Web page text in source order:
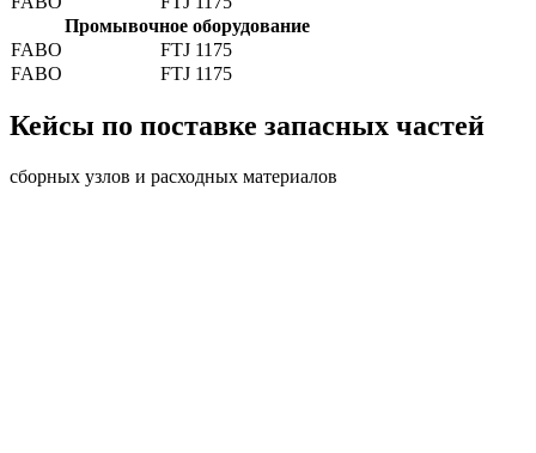
Промывочное оборудование
FABO
FTJ 1175
FABO
FTJ 1175
Кейсы по поставке запасных частей
сборных узлов и расходных материалов